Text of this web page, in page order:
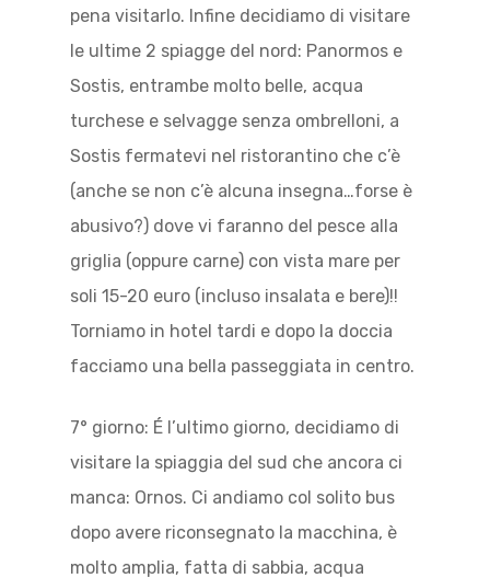
pena visitarlo. Infine decidiamo di visitare
le ultime 2 spiagge del nord: Panormos e
Sostis, entrambe molto belle, acqua
turchese e selvagge senza ombrelloni, a
Sostis fermatevi nel ristorantino che c’è
(anche se non c’è alcuna insegna…forse è
abusivo?) dove vi faranno del pesce alla
griglia (oppure carne) con vista mare per
soli 15-20 euro (incluso insalata e bere)!!
Torniamo in hotel tardi e dopo la doccia
facciamo una bella passeggiata in centro.
7° giorno: É l’ultimo giorno, decidiamo di
visitare la spiaggia del sud che ancora ci
manca: Ornos. Ci andiamo col solito bus
dopo avere riconsegnato la macchina, è
molto amplia, fatta di sabbia, acqua